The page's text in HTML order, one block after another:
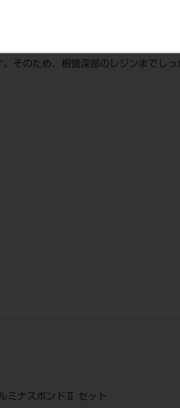
1.2mmφ、1.4mmφ、1.6mmφ、
そのため、根管深部のレジンまでし
ミナスボンドⅡ セット